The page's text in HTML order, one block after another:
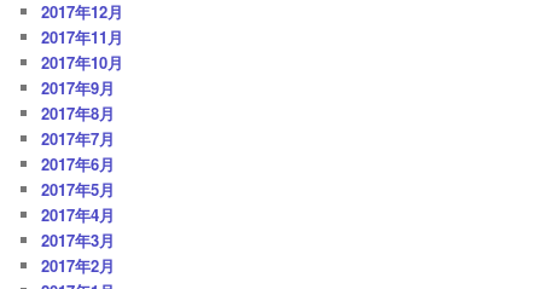
2017年12月
2017年11月
2017年10月
2017年9月
2017年8月
2017年7月
2017年6月
2017年5月
2017年4月
2017年3月
2017年2月